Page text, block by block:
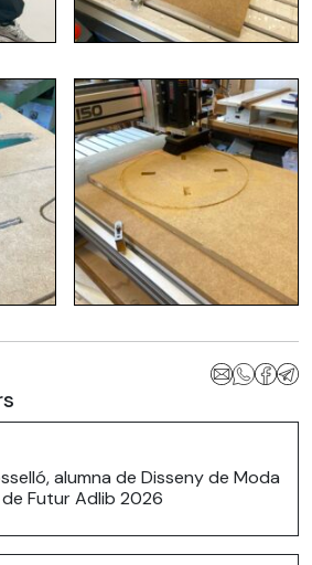
alumna de Disseny de Moda
de Futur Adlib 2026